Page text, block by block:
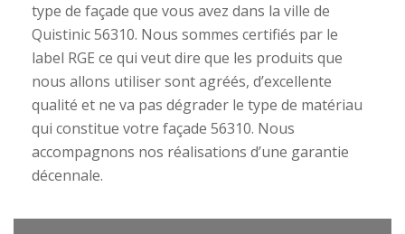
type de façade que vous avez dans la ville de
Quistinic 56310. Nous sommes certifiés par le
label RGE ce qui veut dire que les produits que
nous allons utiliser sont agréés, d’excellente
qualité et ne va pas dégrader le type de matériau
qui constitue votre façade 56310. Nous
accompagnons nos réalisations d’une garantie
décennale.